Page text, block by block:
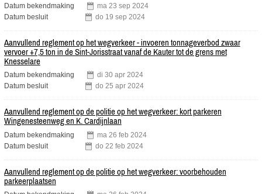
Datum bekendmaking ma 23 sep 2024
Datum besluit
do 19 sep 2024
Aanvullend reglement op het wegverkeer - invoeren tonnageverbod zwaar
vervoer +7,5 ton in de Sint-Jorisstraat vanaf de Kauter tot de grens met
Knesselare
Datum bekendmaking di 30 apr 2024
Datum besluit
do 25 apr 2024
Aanvullend reglement op de politie op het wegverkeer: kort parkeren
Wingenesteenweg en K. Cardijnlaan
Datum bekendmaking ma 26 feb 2024
Datum besluit
do 22 feb 2024
Aanvullend reglement op de politie op het wegverkeer: voorbehouden
parkeerplaatsen